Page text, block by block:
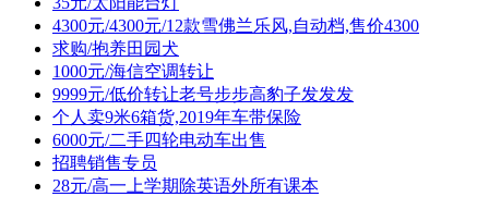
4300元/4300元/12款雪佛兰乐风,自动档,售价4300
求购/抱养田园犬
1000元/海信空调转让
9999元/低价转让老号步步高豹子发发发
个人卖9米6箱货,2019年车带保险
6000元/二手四轮电动车出售
招聘销售专员
28元/高一上学期除英语外所有课本